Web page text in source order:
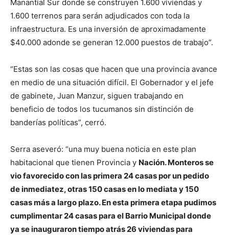
Manantial Sur donde se construyen 1.600 viviendas y
1.600 terrenos para serán adjudicados con toda la
infraestructura. Es una inversión de aproximadamente
$40.000 adonde se generan 12.000 puestos de trabajo”.
“Estas son las cosas que hacen que una provincia avance
en medio de una situación difícil. El Gobernador y el jefe
de gabinete, Juan Manzur, siguen trabajando en
beneficio de todos los tucumanos sin distinción de
banderías políticas”, cerró.
Serra aseveró: “una muy buena noticia en este plan
habitacional que tienen Provincia y Nación. Monteros se
vio favorecido con las primera 24 casas por un pedido
de inmediatez, otras 150 casas en lo mediata y 150
casas más a largo plazo. En esta primera etapa pudimos
cumplimentar 24 casas para el Barrio Municipal donde
ya se inauguraron tiempo atrás 26 viviendas para